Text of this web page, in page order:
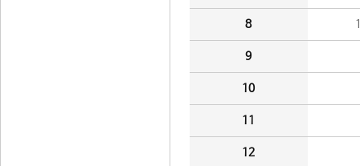
8
9
10
11
12